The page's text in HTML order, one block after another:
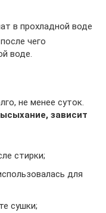
в прохладной воде
чего
воде.
не менее суток.
зависит
стирки;
для
сушки;